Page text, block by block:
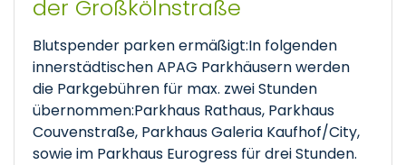
der Großkölnstraße
Blutspender parken ermäßigt:In folgenden
innerstädtischen APAG Parkhäusern werden
die Parkgebühren für max. zwei Stunden
übernommen:Parkhaus Rathaus, Parkhaus
Couvenstraße, Parkhaus Galeria Kaufhof/City,
sowie im Parkhaus Eurogress für drei Stunden.